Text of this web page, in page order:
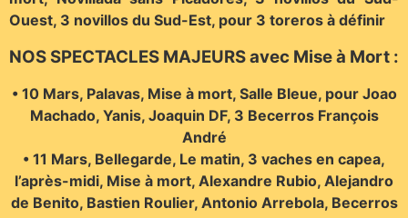
Ouest, 3 novillos du Sud-Est, pour 3 toreros à définir
NOS SPECTACLES MAJEURS avec Mise à Mort :
• 10 Mars, Palavas, Mise à mort, Salle Bleue, pour Joao
Machado, Yanis, Joaquin DF, 3 Becerros François
André
• 11 Mars, Bellegarde, Le matin, 3 vaches en capea,
l’après-midi, Mise à mort, Alexandre Rubio, Alejandro
de Benito, Bastien Roulier, Antonio Arrebola, Becerros